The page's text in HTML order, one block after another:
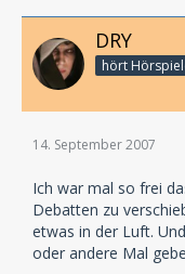
DRY
14. September 2007
Ich war mal so frei
Debatten zu
etwas in der Luft.
oder andere Mal